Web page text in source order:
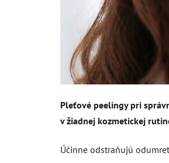
Pleťové peelingy pri
v žiadnej kozmetickej
Účinne odstraňujú